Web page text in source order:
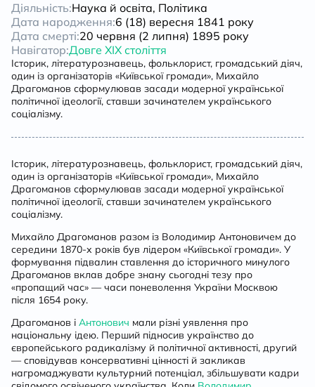
Діяльність:Наука й освіта, Політика
Дата народження:6 (18) вересня 1841 року
Дата смерті:20 червня (2 липня) 1895 року
Навігатор:Довге XIX століття
Історик, літературознавець, фольклорист, громадський діяч,
один із організаторів «Київської громади», Михайло
Драгоманов сформулював засади модерної української
політичної ідеології, ставши зачинателем українського
соціалізму.
Історик, літературознавець, фольклорист, громадський діяч,
один із організаторів «Київської громади», Михайло
Драгоманов сформулював засади модерної української
політичної ідеології, ставши зачинателем українського
соціалізму.
Михайло Драгоманов разом із Володимир Антоновичем до
середини 1870-х років був лідером «Київської громади». У
формування підвалин ставлення до історичного минулого
Драгоманов вклав добре знану сьогодні тезу про
«пропащий час» — часи поневолення України Москвою
після 1654 року.
Драгоманов і Антонович мали різні уявлення про
національну ідею. Перший підносив українство до
європейського радикалізму й політичної активності, другий
— сповідував консервативні цінності й закликав
нагромаджувати культурний потенціал, збільшувати кадри